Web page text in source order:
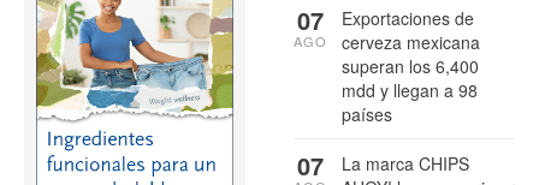
Exportaciones de
cerveza mexicana
superan los 6,400
mdd y llegan a 98
países
07
AGO
La marca CHIPS
07